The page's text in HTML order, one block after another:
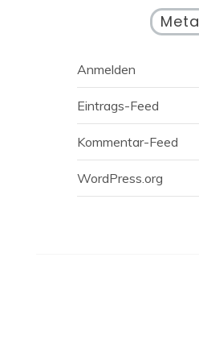
Meta
Anmelden
Eintrags-Feed
Kommentar-Feed
WordPress.org